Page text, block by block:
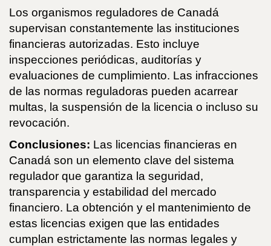
Los organismos reguladores de Canadá
supervisan constantemente las instituciones
financieras autorizadas. Esto incluye
inspecciones periódicas, auditorías y
evaluaciones de cumplimiento. Las infracciones
de las normas reguladoras pueden acarrear
multas, la suspensión de la licencia o incluso su
revocación.
Conclusiones: Las licencias financieras en
Canadá son un elemento clave del sistema
regulador que garantiza la seguridad,
transparencia y estabilidad del mercado
financiero. La obtención y el mantenimiento de
estas licencias exigen que las entidades
cumplan estrictamente las normas legales y